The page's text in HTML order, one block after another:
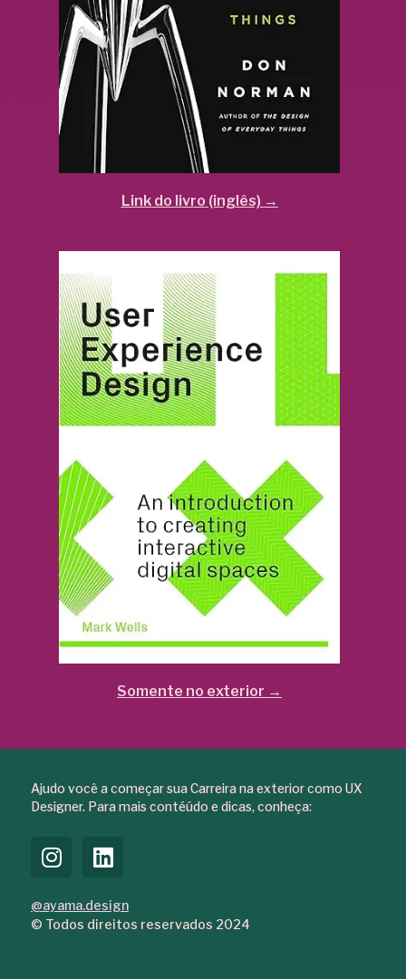
Link do livro (inglês) →
Somente no exterior →
Ajudo você a começar sua Carreira na exterior como UX
Designer. Para mais contéúdo e dicas, conheça:
@ayama.design
© Todos direitos reservados 2024